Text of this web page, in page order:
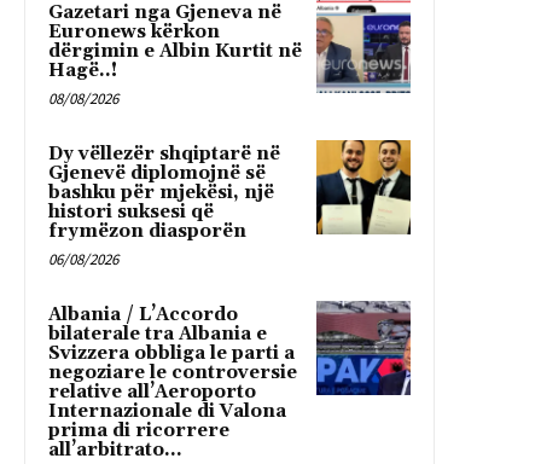
Gazetari nga Gjeneva në
Euronews kërkon
dërgimin e Albin Kurtit në
Hagë..!
08/08/2026
Dy vëllezër shqiptarë në
Gjenevë diplomojnë së
bashku për mjekësi, një
histori suksesi që
frymëzon diasporën
06/08/2026
Albania / L’Accordo
bilaterale tra Albania e
Svizzera obbliga le parti a
negoziare le controversie
relative all’Aeroporto
Internazionale di Valona
prima di ricorrere
all’arbitrato...